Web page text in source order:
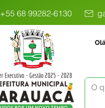
+55 68 99282-6130